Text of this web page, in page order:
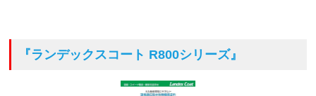
『ランデックスコート R800シリーズ』